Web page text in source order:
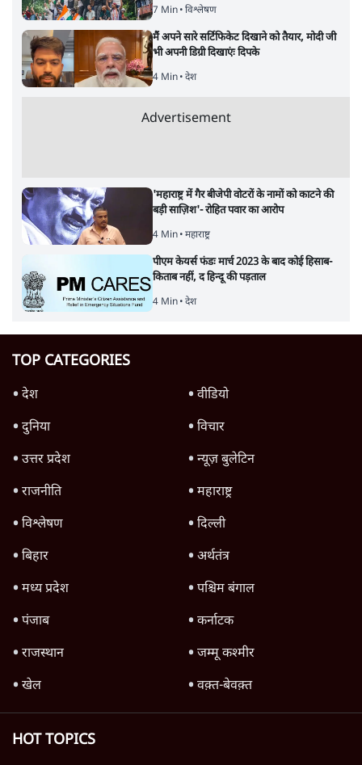
7 Min• विश्लेषण
मैं अपने सारे सर्टिफिकेट दिखाने को तैयार, मोदी जी
भी अपनी डिग्री दिखाएंः दिपके
4 Min• देश
Advertisement
'महाराष्ट्र में गैर बीजेपी वोटरों के नामों को काटने की
बड़ी साज़िश'- रोहित पवार का आरोप
4 Min• महाराष्ट्र
पीएम केयर्स फंडः मार्च 2023 के बाद कोई हिसाब-
किताब नहीं, द हिन्दू की पड़ताल
4 Min• देश
TOP CATEGORIES
देश
वीडियो
दुनिया
विचार
उत्तर प्रदेश
न्यूज़ बुलेटिन
राजनीति
महाराष्ट्र
विश्लेषण
दिल्ली
बिहार
अर्थतंत्र
मध्य प्रदेश
पश्चिम बंगाल
पंजाब
कर्नाटक
राजस्थान
जम्मू कश्मीर
खेल
वक़्त-बेवक़्त
HOT TOPICS